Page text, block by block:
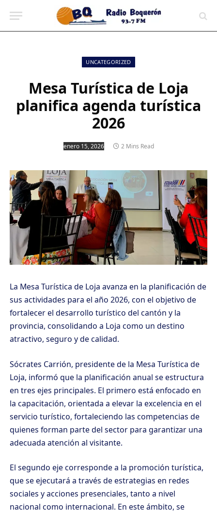
UNCATEGORIZED
Mesa Turística de Loja
planifica agenda turística
2026
enero 15, 2026 2 Mins Read
La Mesa Turística de Loja avanza en la planificación de
sus actividades para el año 2026, con el objetivo de
fortalecer el desarrollo turístico del cantón y la
provincia, consolidando a Loja como un destino
atractivo, seguro y de calidad.
Sócrates Carrión, presidente de la Mesa Turística de
Loja, informó que la planificación anual se estructura
en tres ejes principales. El primero está enfocado en
la capacitación, orientada a elevar la excelencia en el
servicio turístico, fortaleciendo las competencias de
quienes forman parte del sector para garantizar una
adecuada atención al visitante.
El segundo eje corresponde a la promoción turística,
que se ejecutará a través de estrategias en redes
sociales y acciones presenciales, tanto a nivel
nacional como internacional. En este ámbito, se